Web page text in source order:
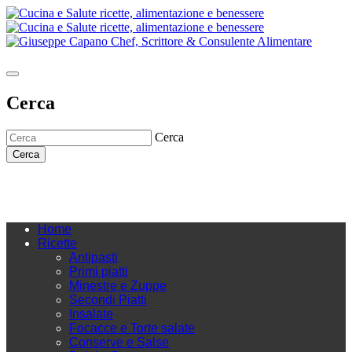
Cerca
Cerca
Cerca
Home
Ricette
Antipasti
Primi piatti
Minestre e Zuppe
Secondi Piatti
Insalate
Focacce e Torte salate
Conserve e Salse